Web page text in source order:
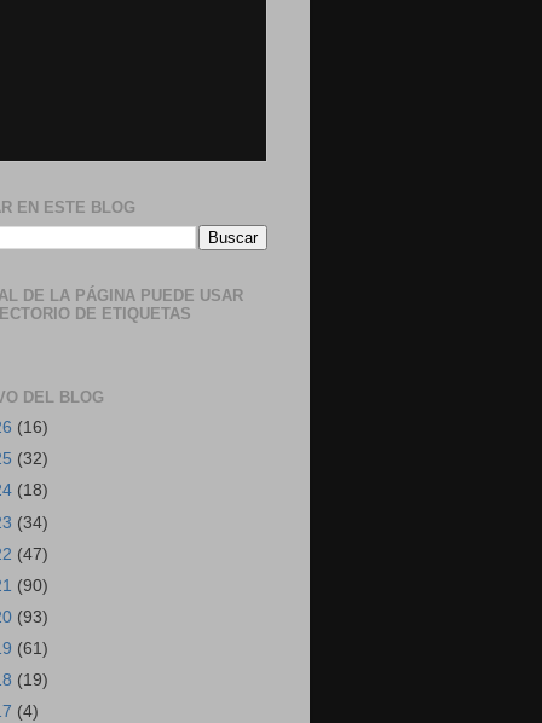
EN ESTE BLOG
DE LA PÁGINA PUEDE USAR
DE ETIQUETAS
DEL BLOG
(16)
(32)
(18)
(34)
(47)
(90)
(93)
(61)
(19)
(4)